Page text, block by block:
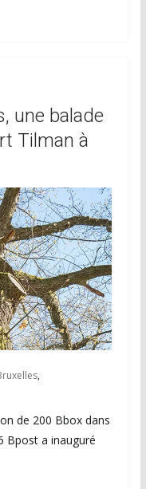
une balade
Tilman à
,
de 200 Bbox dans
Bpost a inauguré